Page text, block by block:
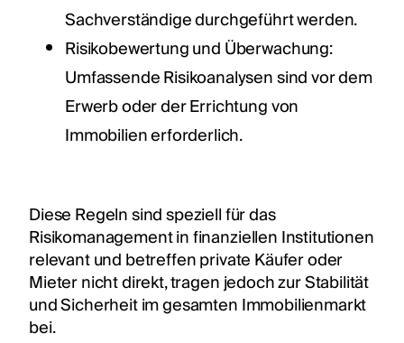
Sachverständige durchgeführt werden.
Risikobewertung und Überwachung:
Umfassende Risikoanalysen sind vor dem
Erwerb oder der Errichtung von
Immobilien erforderlich.
Diese Regeln sind speziell für das
Risikomanagement in finanziellen Institutionen
relevant und betreffen private Käufer oder
Mieter nicht direkt, tragen jedoch zur Stabilität
und Sicherheit im gesamten Immobilienmarkt
bei.